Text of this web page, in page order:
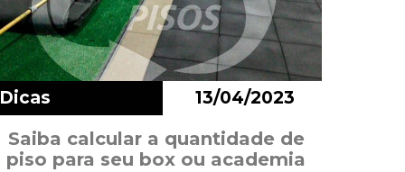
Saiba calcular a quantidade de
piso para seu box ou academia
Dicas 13/04/2023